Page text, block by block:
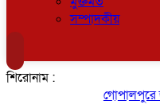
সম্পাদকীয়
শিরোনাম :
গোপালপুরে